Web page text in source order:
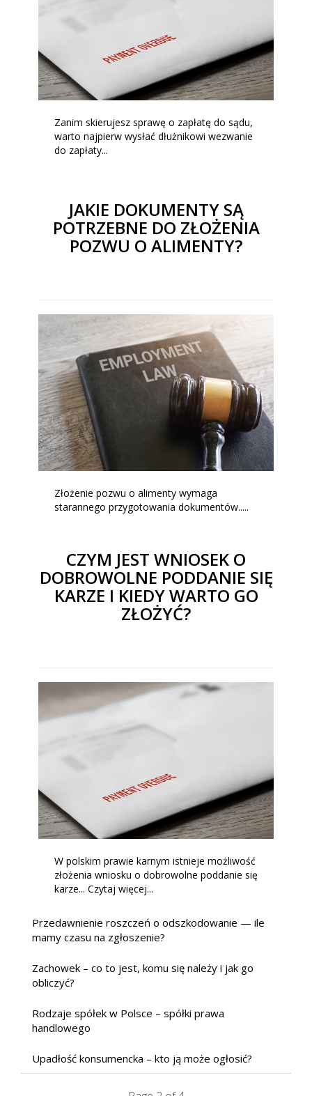
Zanim skierujesz sprawę o zapłatę do sądu,
warto najpierw wysłać dłużnikowi wezwanie
do zapłaty...
JAKIE DOKUMENTY SĄ
POTRZEBNE DO ZŁOŻENIA
POZWU O ALIMENTY?
Złożenie pozwu o alimenty wymaga
starannego przygotowania dokumentów.....
CZYM JEST WNIOSEK O
DOBROWOLNE PODDANIE SIĘ
KARZE I KIEDY WARTO GO
ZŁOŻYĆ?
W polskim prawie karnym istnieje możliwość
złożenia wniosku o dobrowolne poddanie się
karze... Czytaj więcej...
Przedawnienie roszczeń o odszkodowanie — ile
mamy czasu na zgłoszenie?
Zachowek – co to jest, komu się należy i jak go
obliczyć?
Rodzaje spółek w Polsce – spółki prawa
handlowego
Upadłość konsumencka – kto ją może ogłosić?